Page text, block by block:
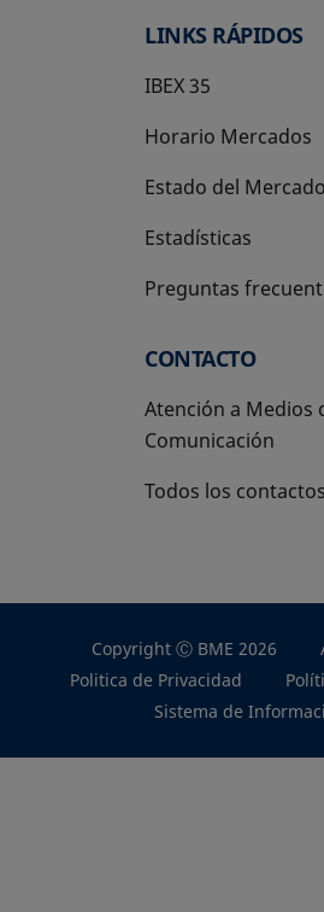
LINKS RÁPIDOS
IBEX 35
Horario Mercados
Estado del Mercado
Estadísticas
Preguntas
CONTACTO
Atención a Medios
Comunicación
Todos los contactos
Copyright Ⓒ BME 2026
Politica de Privacidad
Sistema de